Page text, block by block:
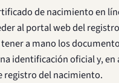
de nacimiento en
al portal web del
a mano los
identificación oficial y, en
registro del nacimiento.